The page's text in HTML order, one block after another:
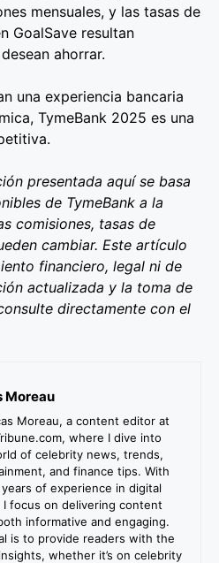
mensuales, y las tasas de
GoalSave resultan
ahorrar.
una experiencia bancaria
TymeBank 2025 es una
presentada aquí se basa
de TymeBank a la
comisiones, tasas de
cambiar. Este artículo
financiero, legal ni de
actualizada y la toma de
directamente con el
Moreau
Moreau, a content editor at
where I dive into
of celebrity news, trends,
and finance tips. With
of experience in digital
I focus on delivering content
informative and engaging.
is to provide readers with the
whether it’s on celebrity